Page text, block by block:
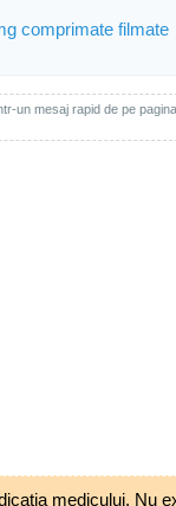
comprimate filmate
un mesaj rapid de pe
medicului. Nu